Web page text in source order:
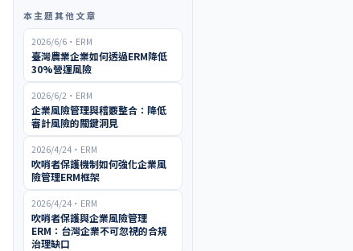
本主題其他文章
2026/6/6 ・ ERM
臺灣農業企業如何透過ERM降低
30%營運風險
2026/6/2 ・ ERM
企業風險管理與稽覈整合：降低
審計風險的關鍵洞見
2026/4/24 ・ ERM
吹哨者保護機制如何強化企業風
險管理ERM框架
2026/4/24 ・ ERM
吹哨者保護與企業風險管理
ERM：台灣企業不可忽視的合規
治理缺口